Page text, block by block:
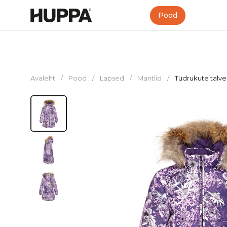
Pood
Avaleht / Pood / Lapsed / Mantlid / Tüdrukute